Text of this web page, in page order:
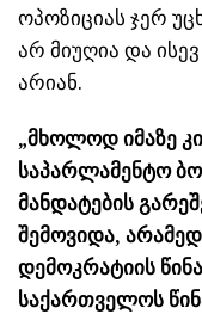
ოპოზიციას ჯერ
არ მიუღია და
არიან.
„მხოლოდ იმაზე
საპარლამენტო
მანდატების
შემოვიდა,
დემოკრატიის
საქართველოს